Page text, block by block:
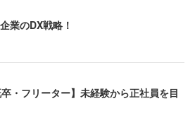
業のDX戦略！
卒・フリーター】未経験から正社員を目